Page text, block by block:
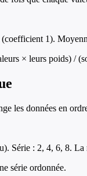
1).
× leurs poids) /
les données en
Série : 2, 4, 6, 8.
série ordonnée.